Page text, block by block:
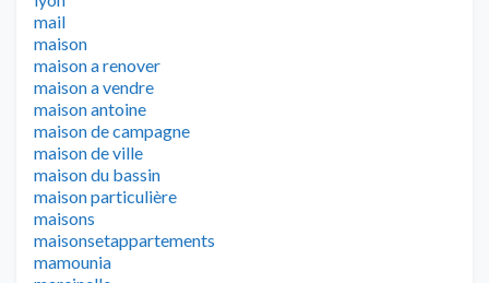
mail
maison
maison a renover
maison a vendre
maison antoine
maison de campagne
maison de ville
maison du bassin
maison particulière
maisons
maisonsetappartements
mamounia